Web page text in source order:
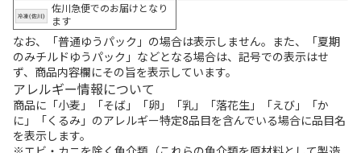
佐川急便でのお届けとなり
ます
なお、「普通ゆうパック」の場合は表示しません。また、「夏期
のみチルドゆうパック」などとなる場合は、記号での表示はせ
ず、商品内容欄にその旨を表示しています。
アレルギー情報について
商品に「小麦」「そば」「卵」「乳」「落花生」「えび」「か
に」「くるみ」のアレルギー特定8品目を含んでいる場合に品目名
を表示します。